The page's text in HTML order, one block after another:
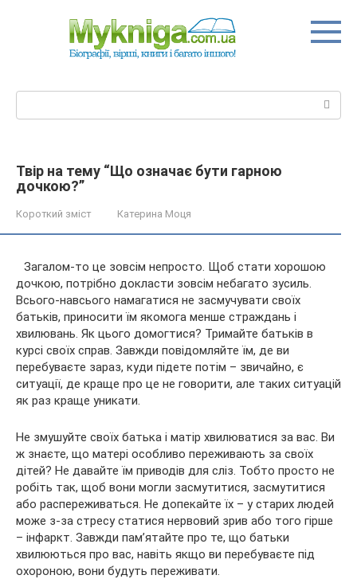
Твір на тему “Що означає бути гарною
дочкою?”
Короткий зміст Катерина Моця
Загалом-то це зовсім непросто. Щоб стати хорошою
дочкою, потрібно докласти зовсім небагато зусиль.
Всього-навсього намагатися не засмучувати своїх
батьків, приносити їм якомога менше страждань і
хвилювань. Як цього домогтися? Тримайте батьків в
курсі своїх справ. Завжди повідомляйте їм, де ви
перебуваєте зараз, куди підете потім – звичайно, є
ситуації, де краще про це не говорити, але таких ситуацій
як раз краще уникати.
Не змушуйте своїх батька і матір хвилюватися за вас. Ви
ж знаєте, що матері особливо переживають за своїх
дітей? Не давайте їм приводів для сліз. Тобто просто не
робіть так, щоб вони могли засмутитися, засмутитися
або распереживаться. Не допекайте їх – у старих людей
може з-за стресу статися нервовий зрив або того гірше
– інфаркт. Завжди пам’ятайте про те, що батьки
хвилюються про вас, навіть якщо ви перебуваєте під
охороною, вони будуть переживати.